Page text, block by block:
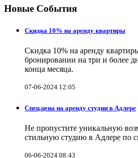
Новые События
Скидка 10% на аренду квартиры
Скидка 10% на аренду
бронировании на три и более
конца месяца.
07-06-2024 12:05
Спец.цена на аренду студии в Адлере
Не пропустите уникальную
стильную студию в Адлере по
06-06-2024 08:43